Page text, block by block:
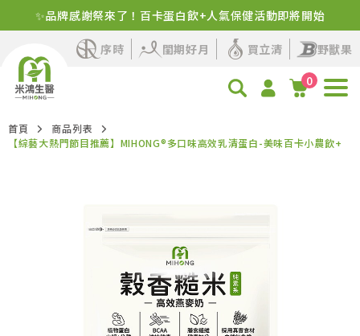
新客首購！明星商品+1元多1件
序時
閨期好月 買立清
野獸果
0
首頁
商品列表
【綜藝大熱門節目推薦】MIHONG®多口味高效乳清蛋白-美味百卡小農飲+